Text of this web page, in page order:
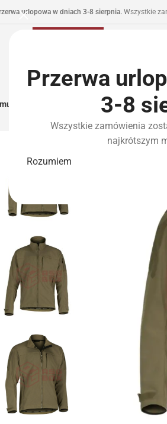
Przerwa
3-8
Wszystkie zamówienia
najkrótszym
Rozumiem
urlopowa w dniach 3-8 sierpnia. Wszystkie
I Zasilanie Części I Tuning